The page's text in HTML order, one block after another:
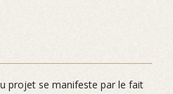
projet se manifeste par le fait